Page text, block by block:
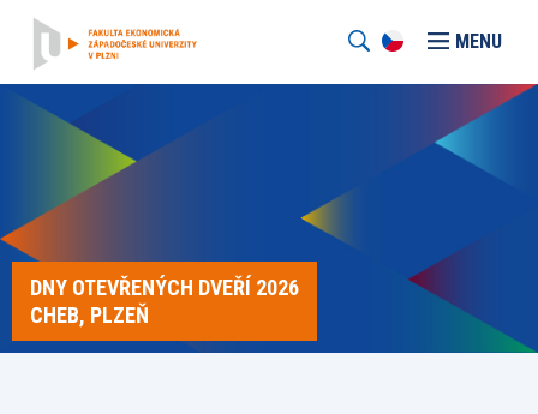
MENU
DNY OTEVŘENÝCH DVEŘÍ 2026
CHEB, PLZEŇ